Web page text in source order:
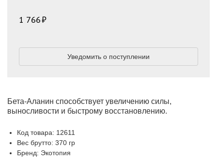
Бета-Аланин способствует увеличению силы,
выносливости и быстрому восстановлению.
Код товара: 12611
Вес брутто: 370 гр
Бренд: Экотопия
1 766
Уведомить о поступлении